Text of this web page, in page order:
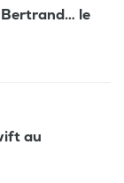
Bertrand… le
au